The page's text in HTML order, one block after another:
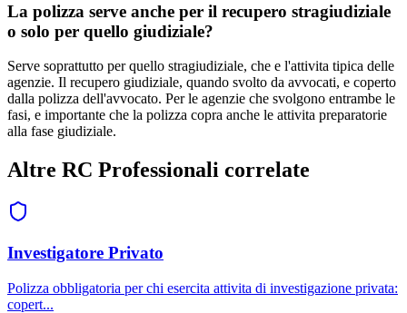
La polizza serve anche per il recupero stragiudiziale
o solo per quello giudiziale?
Serve soprattutto per quello stragiudiziale, che e l'attivita tipica delle
agenzie. Il recupero giudiziale, quando svolto da avvocati, e coperto
dalla polizza dell'avvocato. Per le agenzie che svolgono entrambe le
fasi, e importante che la polizza copra anche le attivita preparatorie
alla fase giudiziale.
Altre RC Professionali correlate
Investigatore Privato
Polizza obbligatoria per chi esercita attivita di investigazione privata:
copert...